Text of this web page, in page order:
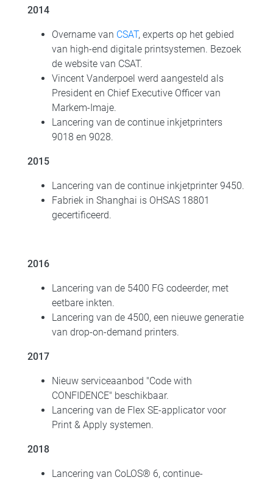
2014
Overname van CSAT, experts op het gebied
van high-end digitale printsystemen. Bezoek
de website van CSAT.
Vincent Vanderpoel werd aangesteld als
President en Chief Executive Officer van
Markem-Imaje.
Lancering van de continue inkjetprinters
9018 en 9028.
2015
Lancering van de continue inkjetprinter 9450.
Fabriek in Shanghai is OHSAS 18801
gecertificeerd.
2016
Lancering van de 5400 FG codeerder, met
eetbare inkten.
Lancering van de 4500, een nieuwe generatie
van drop-on-demand printers.
2017
Nieuw serviceaanbod "Code with
CONFIDENCE" beschikbaar.
Lancering van de Flex SE-applicator voor
Print & Apply systemen.
2018
Lancering van CoLOS® 6, continue-